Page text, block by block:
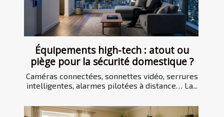
Équipements high-tech : atout ou
piège pour la sécurité domestique ?
Caméras connectées, sonnettes vidéo, serrures
intelligentes, alarmes pilotées à distance… La...